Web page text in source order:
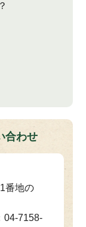
合わせ
番地の
04-7158-